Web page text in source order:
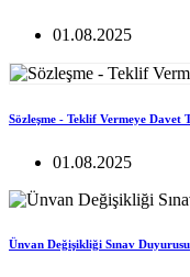
01.08.2025
Sözleşme - Teklif Vermeye Davet
01.08.2025
Ünvan Değişikliği Sınav Duyurusu